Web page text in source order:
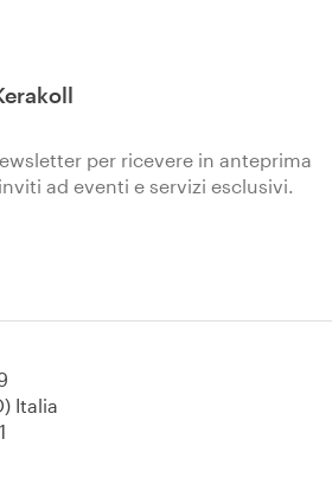
per ricevere in anteprima
ad eventi e servizi esclusivi.
Italia